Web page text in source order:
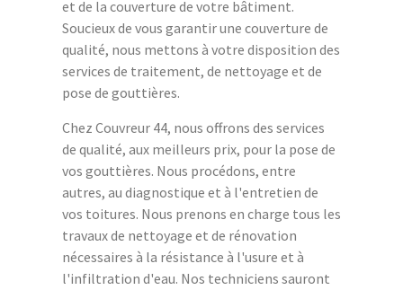
et de la couverture de votre bâtiment.
Soucieux de vous garantir une couverture de
qualité, nous mettons à votre disposition des
services de traitement, de nettoyage et de
pose de gouttières.
Chez Couvreur 44, nous offrons des services
de qualité, aux meilleurs prix, pour la pose de
vos gouttières. Nous procédons, entre
autres, au diagnostique et à l'entretien de
vos toitures. Nous prenons en charge tous les
travaux de nettoyage et de rénovation
nécessaires à la résistance à l'usure et à
l'infiltration d'eau. Nos techniciens sauront